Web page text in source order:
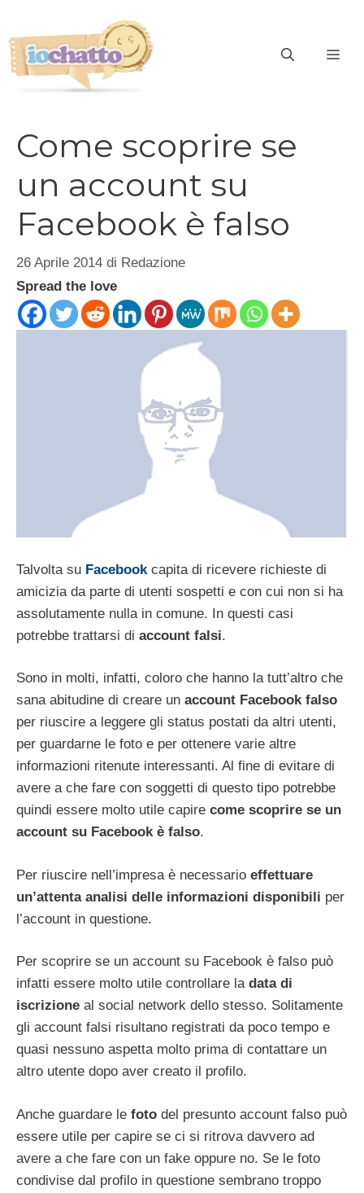
contenuto
Come scoprire se
un account su
Facebook è falso
26 Aprile 2014 di Redazione
Spread the love
Talvolta su Facebookcapita di ricevere richieste di
amicizia da parte di utenti sospetti e con cui non si ha
assolutamente nulla in comune. In questi casi
potrebbe trattarsi di account falsi.
Sono in molti, infatti, coloro che hanno la tutt’altro che
sana abitudine di creare un account Facebook falso
per riuscire a leggere gli status postati da altri utenti,
per guardarne le foto e per ottenere varie altre
informazioni ritenute interessanti. Al fine di evitare di
avere a che fare con soggetti di questo tipo potrebbe
quindi essere molto utile capire come scoprire se un
account su Facebook è falso.
Per riuscire nell’impresa è necessario effettuare
un’attenta analisi delle informazioni disponibili per
l’account in questione.
Per scoprire se un account su Facebook è falso può
infatti essere molto utile controllare la data di
iscrizione al social network dello stesso. Solitamente
gli account falsi risultano registrati da poco tempo e
quasi nessuno aspetta molto prima di contattare un
altro utente dopo aver creato il profilo.
Anche guardare le foto del presunto account falso può
essere utile per capire se ci si ritrova davvero ad
avere a che fare con un fake oppure no. Se le foto
condivise dal profilo in questione sembrano troppo